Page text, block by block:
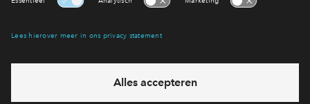
Hiermee blijf je op de hoogte van het belangrijkste nieuws en
Ja, ik wil mij aanmelden